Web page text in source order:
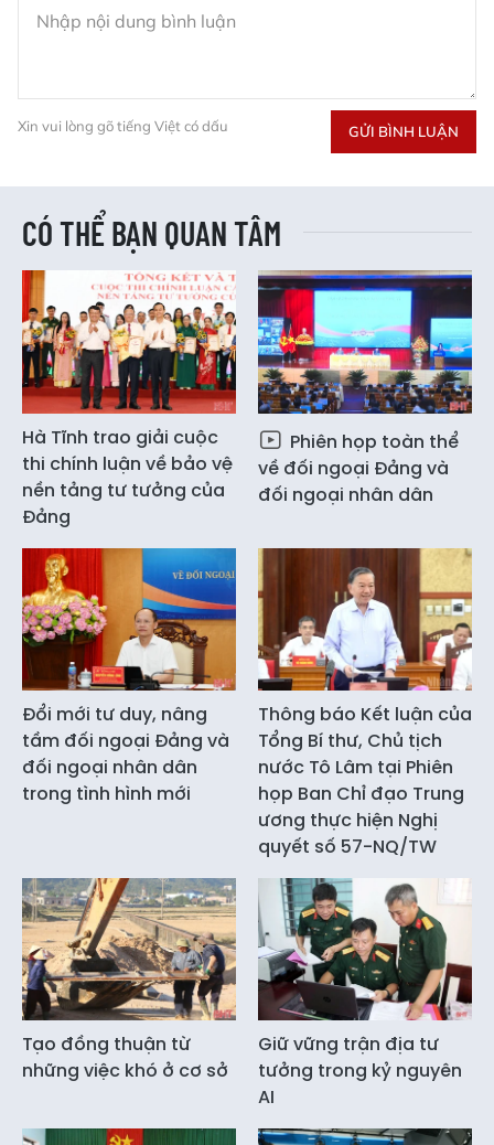
Xin vui lòng gõ tiếng Việt có dấu GỬI BÌNH LUẬN
CÓ THỂ BẠN QUAN TÂM
Hà Tĩnh trao giải cuộc
thi chính luận về bảo vệ
nền tảng tư tưởng của
Đảng
Phiên họp toàn thể
về đối ngoại Đảng và
đối ngoại nhân dân
Đổi mới tư duy, nâng
tầm đối ngoại Đảng và
đối ngoại nhân dân
trong tình hình mới
Thông báo Kết luận của
Tổng Bí thư, Chủ tịch
nước Tô Lâm tại Phiên
họp Ban Chỉ đạo Trung
ương thực hiện Nghị
quyết số 57-NQ/TW
Tạo đồng thuận từ
những việc khó ở cơ sở
Giữ vững trận địa tư
tưởng trong kỷ nguyên
AI